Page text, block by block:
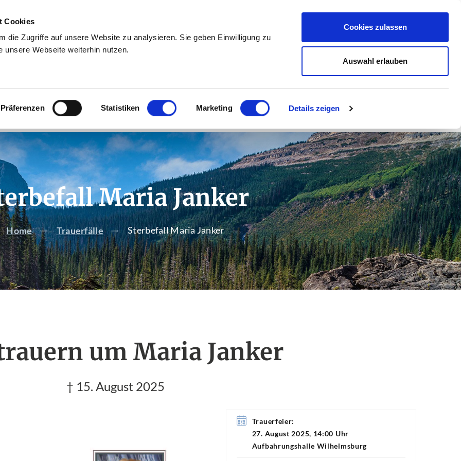
Cookies
die Zugriffe auf unsere Website zu analysieren. Sie geben Einwilligung zu
unsere Webseite weiterhin nutzen.
Präferenzen Statistiken Marketing Details zeigen
Cookies zulassen
Auswahl erlauben
Maria Janker
Home Trauerfälle Sterbefall Maria Janker
um Maria Janker
† 15. August 2025
Trauerfeier:
27. August 2025, 14:00 Uhr
Aufbahrungshalle Wilhelmsburg